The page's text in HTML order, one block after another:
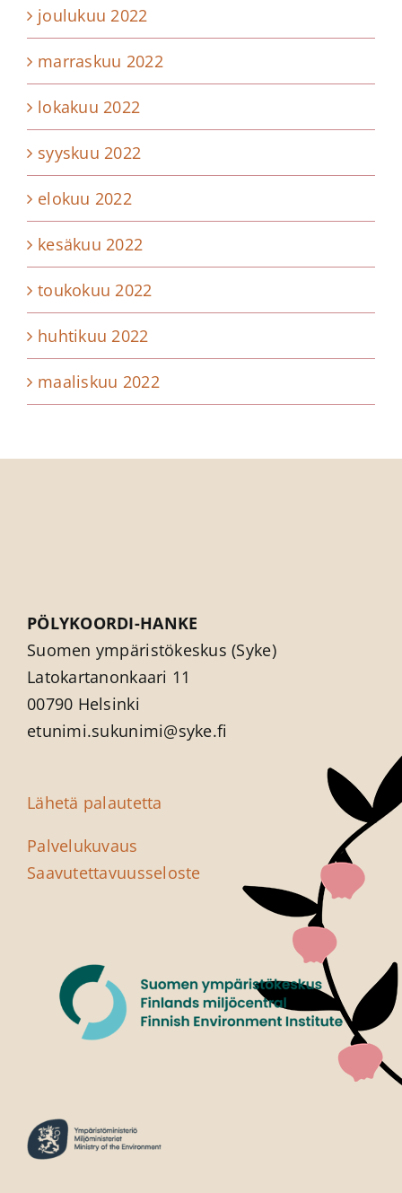
joulukuu 2022
marraskuu 2022
lokakuu 2022
syyskuu 2022
elokuu 2022
kesäkuu 2022
toukokuu 2022
huhtikuu 2022
maaliskuu 2022
PÖLYKOORDI-HANKE
Suomen ympäristökeskus (Syke)
Latokartanonkaari 11
00790 Helsinki
etunimi.sukunimi@syke.fi
Lähetä palautetta
Palvelukuvaus
Saavutettavuus­seloste